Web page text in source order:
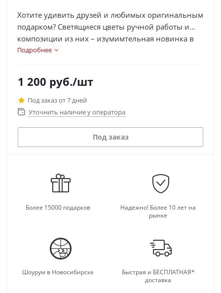
Хотите удивить друзей и любимых оригинальным
подарком? Светящиеся цветы ручной работы и
композиции из них – изумимтельная новинка в
мире подарков!
Подробнее
1 200 руб./шт
Под заказ от 7 дней
Уточнить наличие у оператора
Под заказ
Более 15000 подарков
Надежно! Более 10 лет на
рынке
Шоурум в Новосибирске
Быстрая и БЕСПЛАТНАЯ*
доставка